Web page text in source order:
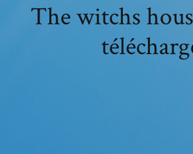
The witchs